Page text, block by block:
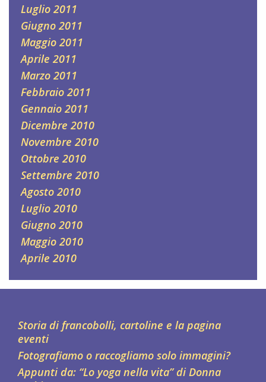
Luglio 2011
Giugno 2011
Maggio 2011
Aprile 2011
Marzo 2011
Febbraio 2011
Gennaio 2011
Dicembre 2010
Novembre 2010
Ottobre 2010
Settembre 2010
Agosto 2010
Luglio 2010
Giugno 2010
Maggio 2010
Aprile 2010
Storia di francobolli, cartoline e la pagina
eventi
Fotografiamo o raccogliamo solo immagini?
Appunti da: “Lo yoga nella vita” di Donna